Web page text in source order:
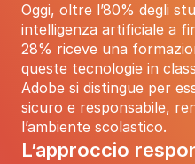
Oggi, oltre l’80% degli
intelligenza artificiale a
28% riceve una
queste tecnologie in
Adobe si distingue per
sicuro e responsabile,
l’ambiente scolastico.
L’approccio